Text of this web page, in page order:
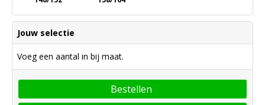
Jouw selectie
Voeg een aantal in bij maat.
Bestellen